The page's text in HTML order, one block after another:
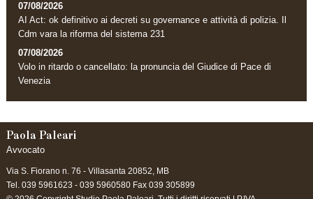
07/08/2026
AI Act: ok definitivo ai decreti su governance e attività di polizia. Il
Cdm vara la riforma del sistema 231
07/08/2026
Volo in ritardo o cancellato: la pronuncia del Giudice di Pace di
Venezia
Paola Paleari
Avvocato
Via S. Fiorano n. 76 - Villasanta 20852, MB
Tel. 039 5961623 - 039 5960580Fax 039 305899